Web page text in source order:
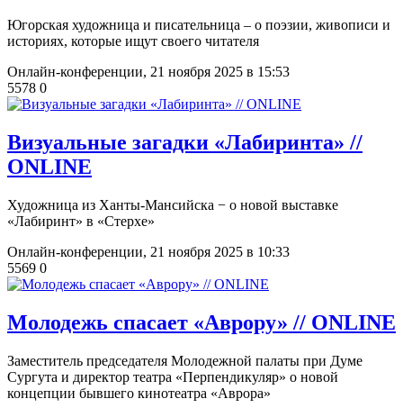
Югорская художница и писательница ‒ о поэзии, живописи и
историях, которые ищут своего читателя
Онлайн-конференции, 21 ноября 2025 в 15:53
5578 0
Визуальные загадки «Лабиринта» //
ONLINE
Художница из Ханты-Мансийска − о новой выставке
«Лабиринт» в «Стерхе»
Онлайн-конференции, 21 ноября 2025 в 10:33
5569 0
Молодежь спасает «Аврору» // ONLINE
Заместитель председателя Молодежной палаты при Думе
Сургута и директор театра «Перпендикуляр» о новой
концепции бывшего кинотеатра «Аврора»